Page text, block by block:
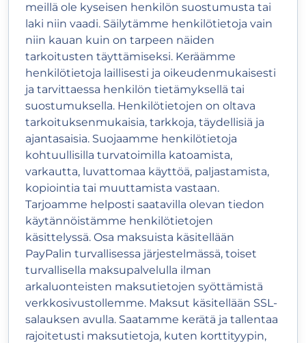
meillä ole kyseisen henkilön suostumusta tai
laki niin vaadi. Säilytämme henkilötietoja vain
niin kauan kuin on tarpeen näiden
tarkoitusten täyttämiseksi. Keräämme
henkilötietoja laillisesti ja oikeudenmukaisesti
ja tarvittaessa henkilön tietämyksellä tai
suostumuksella. Henkilötietojen on oltava
tarkoituksenmukaisia, tarkkoja, täydellisiä ja
ajantasaisia. Suojaamme henkilötietoja
kohtuullisilla turvatoimilla katoamista,
varkautta, luvattomaa käyttöä, paljastamista,
kopiointia tai muuttamista vastaan.
Tarjoamme helposti saatavilla olevan tiedon
käytännöistämme henkilötietojen
käsittelyssä. Osa maksuista käsitellään
PayPalin turvallisessa järjestelmässä, toiset
turvallisella maksupalvelulla ilman
arkaluonteisten maksutietojen syöttämistä
verkkosivustollemme. Maksut käsitellään SSL-
salauksen avulla. Saatamme kerätä ja tallentaa
rajoitetusti maksutietoja, kuten korttityypin,